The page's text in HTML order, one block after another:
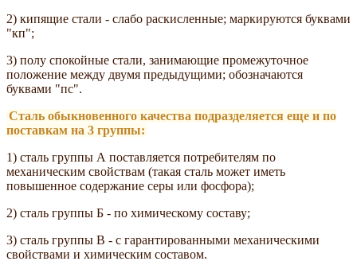
2) кипящие стали - слабо раскисленные; маркируются буквами
"кп";
3) полу спокойные стали, занимающие промежуточное
положение между двумя предыдущими; обозначаются
буквами "пс".
Сталь обыкновенного качества подразделяется еще и по
поставкам на 3 группы:
1) сталь группы А поставляется потребителям по
механическим свойствам (такая сталь может иметь
повышенное содержание серы или фосфора);
2) сталь группы Б - по химическому составу;
3) сталь группы В - с гарантированными механическими
свойствами и химическим составом.